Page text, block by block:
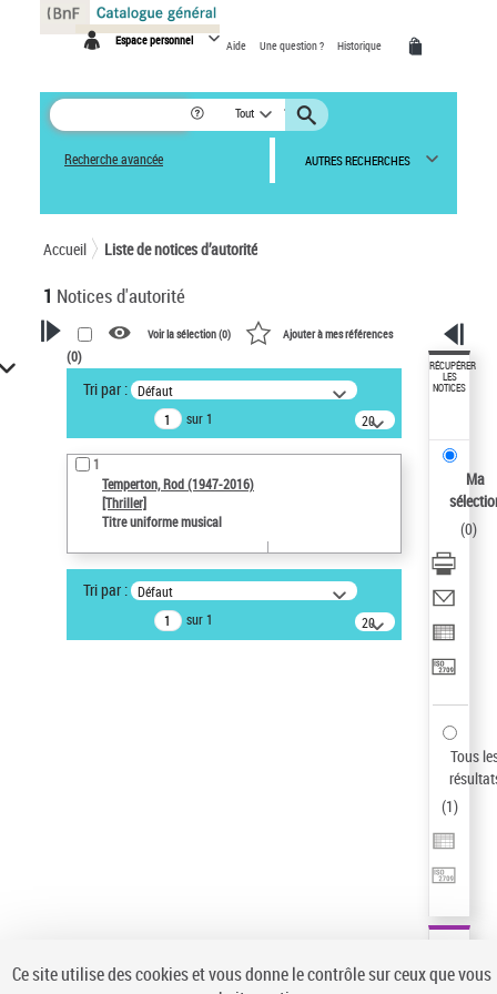
Espace personnel Aide Une question ? Historique
Tout
Recherche avancée AUTRES RECHERCHES
Accueil Liste de notices d’autorité
1 Notices d'autorité
VOTRE RECHERCHE
Recherche avancée dans les
notices d’autorité
Œuvres liées à l'auteur :
Temperton, Rod (1947-2016)
Auteur d’œuvre
Type de notice d'autorité
Œuvre
Statut de la notice d’autorité
Voir la sélection (0) Ajouter à mes références
(0)
Tri par : Défaut
sur 1
20
résultats/page
1
Temperton, Rod (1947-2016)
[Thriller]
Titre uniforme musical
Tri par : Défaut
sur 1
20
résultats/page
RÉCUPÉRER
LES
NOTICES
Ma
(0)
Tous
(1)
Panneau de gestion des cookies
Ce site utilise des cookies et vous donne le contrôle sur ceux que vous